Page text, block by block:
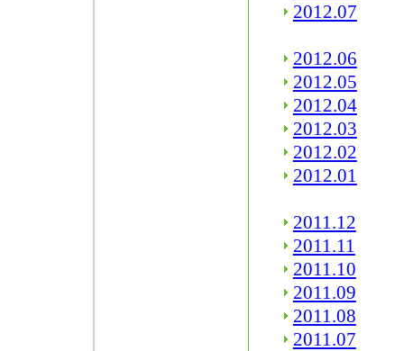
2012.07
2012.06
2012.05
2012.04
2012.03
2012.02
2012.01
2011.12
2011.11
2011.10
2011.09
2011.08
2011.07